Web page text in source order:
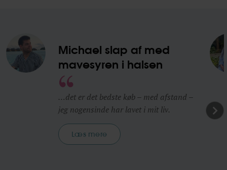
Michael slap af med
mavesyren i halsen
…det er det bedste køb – med afstand –
jeg nogensinde har lavet i mit liv.
Læs mere